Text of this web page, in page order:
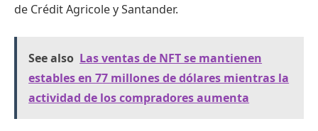
de Crédit Agricole y Santander.
See also Las ventas de NFT se mantienen
estables en 77 millones de dólares mientras la
actividad de los compradores aumenta